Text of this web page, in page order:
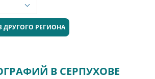
ДРУГОГО РЕГИОНА
В СЕРПУХОВЕ